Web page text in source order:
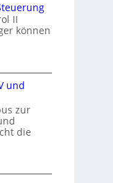
II
können
und
zur
die